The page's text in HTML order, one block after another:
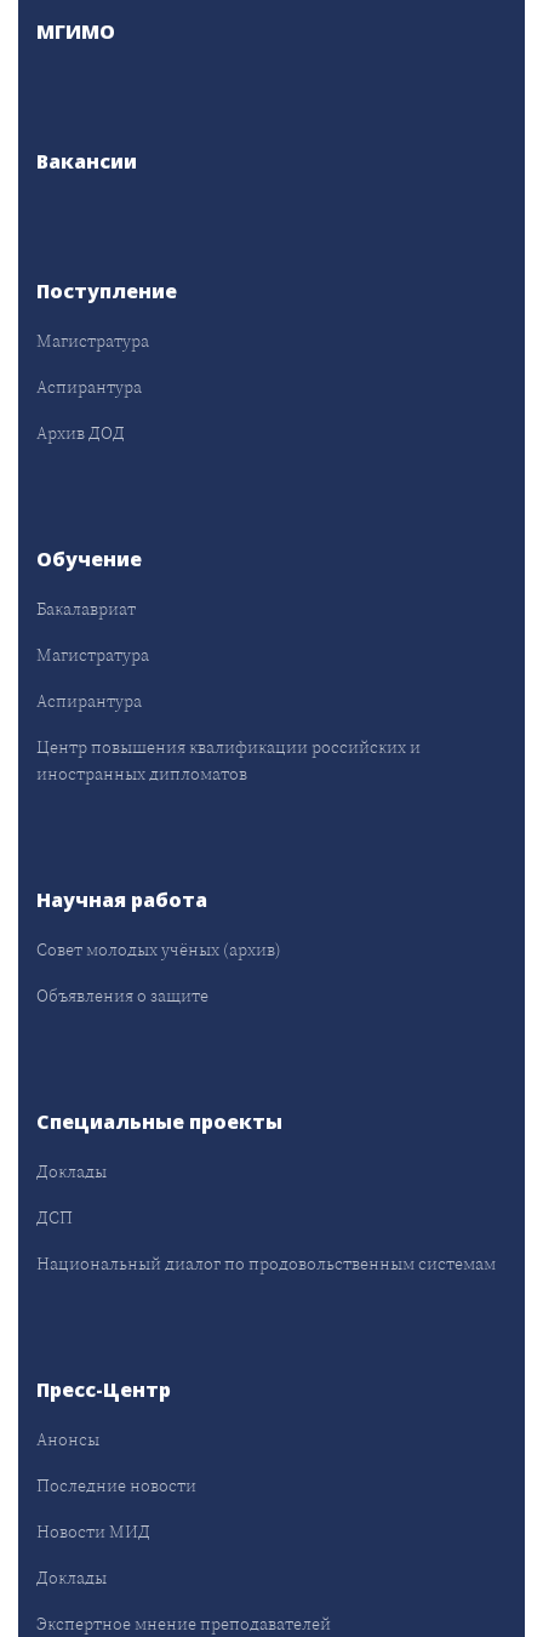
МГИМО
Вакансии
Поступление
Магистратура
Аспирантура
Архив ДОД
Обучение
Бакалавриат
Магистратура
Аспирантура
Центр повышения квалификации российских и
иностранных дипломатов
Научная работа
Совет молодых учёных (архив)
Объявления о защите
Специальные проекты
Доклады
ДСП
Национальный диалог по продовольственным системам
Пресс-Центр
Анонсы
Последние новости
Новости МИД
Доклады
Экспертное мнение преподавателей